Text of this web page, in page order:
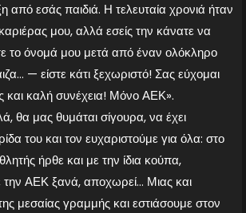
από εσάς παιδιά. Η τελευταία χρονιά ήταν
μου, αλλά εσείς την κάνατε να
το όνομά μου μετά από έναν ολόκληρο
— είστε κάτι ξεχωριστό! Σας εύχομαι
και καλή συνέχεια! Μόνο ΑΕΚ».
θα μας θυμάται σίγουρα, να έχει
του και τον ευχαριστούμε για όλα: στο
ήρθε και με την ίδια κούπα,
την ΑΕΚ ξανά, αποχωρεί… Μιας και
μεσαίας γραμμής και εστιάσουμε στον